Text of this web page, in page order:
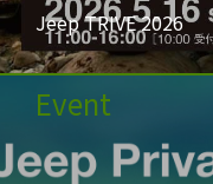
Jeep TRIVE 2026
Event